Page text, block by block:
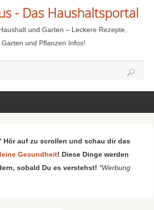
- Das Haushaltsportal
und Garten – Leckere Rezepte,
und Pflanzen Infos!
Hör auf zu scrollen und schau dir das
Gesundheit! Diese Dinge werden
sobald Du es verstehst! *Werbung